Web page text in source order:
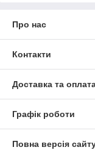
Про нас
Контакти
Доставка та
Графік роботи
Повна версія